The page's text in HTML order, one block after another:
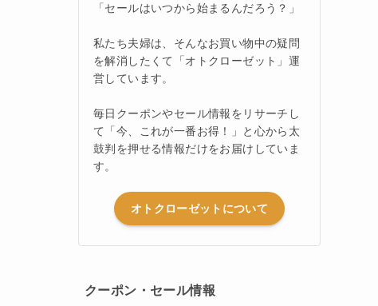
「セールはいつから始まるんだろう？」
私たち夫婦は、そんなお買い物中の疑問
を解消したくて「オトクローゼット」運
営しています。
毎日クーポンやセール情報をリサーチし
て「今、これが一番お得！」と心から太
鼓判を押せる情報だけをお届けしていま
す。
オトクローゼットについて
クーポン・セール情報